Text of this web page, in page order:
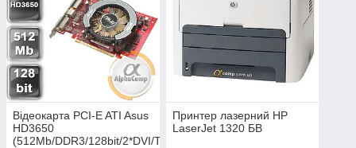
Відеокарта PCI-E ATI Asus
HD3650
(512Mb/DDR3/128bit/2*DVI/TV)
Принтер лазерний HP
LaserJet 1320 БВ